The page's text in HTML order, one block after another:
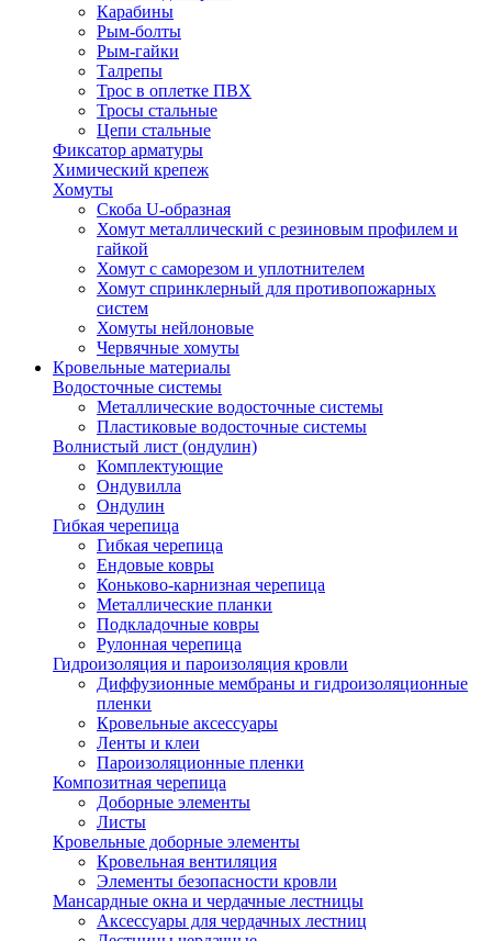
Карабины
Рым-болты
Рым-гайки
Талрепы
Трос в оплетке ПВХ
Тросы стальные
Цепи стальные
Фиксатор арматуры
Химический крепеж
Хомуты
Скоба U-образная
Хомут металлический с резиновым профилем и
гайкой
Хомут с саморезом и уплотнителем
Хомут спринклерный для противопожарных
систем
Хомуты нейлоновые
Червячные хомуты
Кровельные материалы
Водосточные системы
Металлические водосточные системы
Пластиковые водосточные системы
Волнистый лист (ондулин)
Комплектующие
Ондувилла
Ондулин
Гибкая черепица
Гибкая черепица
Ендовые ковры
Коньково-карнизная черепица
Металлические планки
Подкладочные ковры
Рулонная черепица
Гидроизоляция и пароизоляция кровли
Диффузионные мембраны и гидроизоляционные
пленки
Кровельные аксессуары
Ленты и клеи
Пароизоляционные пленки
Композитная черепица
Доборные элементы
Листы
Кровельные доборные элементы
Кровельная вентиляция
Элементы безопасности кровли
Мансардные окна и чердачные лестницы
Аксессуары для чердачных лестниц